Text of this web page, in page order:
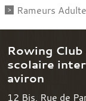
Rameurs
Rowing
scolaire
aviron
12 Bis, Rue de